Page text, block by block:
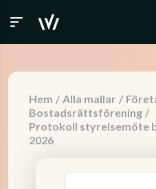
Hem / Alla mallar /
Bostadsrättsförening /
Protokoll styrelsemöte
2026